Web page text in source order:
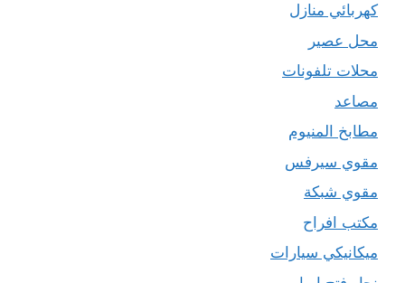
كهربائي منازل
محل عصير
محلات تلفونات
مصاعد
مطابخ المنيوم
مقوي سيرفس
مقوي شبكة
مكتب افراح
ميكانيكي سيارات